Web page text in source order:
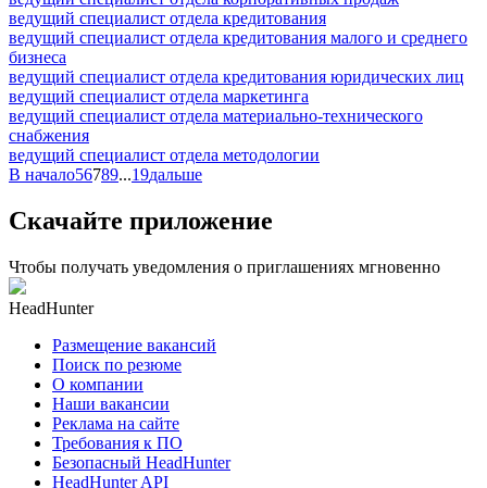
ведущий специалист отдела кредитования
ведущий специалист отдела кредитования малого и среднего
бизнеса
ведущий специалист отдела кредитования юридических лиц
ведущий специалист отдела маркетинга
ведущий специалист отдела материально-технического
снабжения
ведущий специалист отдела методологии
В начало56789...19дальше
Скачайте приложение
Чтобы получать уведомления о приглашениях мгновенно
HeadHunter
Размещение вакансий
Поиск по резюме
О компании
Наши вакансии
Реклама на сайте
Требования к ПО
Безопасный HeadHunter
HeadHunter API